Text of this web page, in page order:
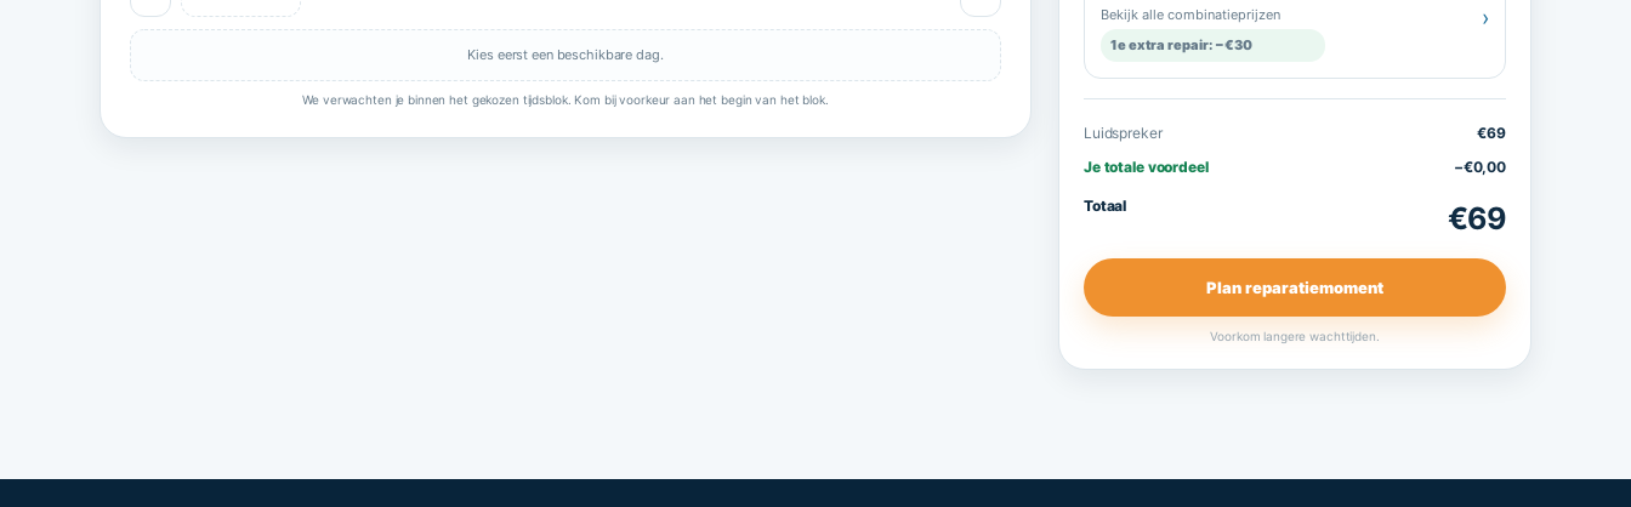
Kies eerst een beschikbare dag.
We verwachten je binnen het gekozen tijdsblok. Kom bij voorkeur aan het begin van het blok.
Bekijk alle combinatieprijzen
1e extra repair: −€30
›
Luidspreker
€69
Je totale voordeel
−€0,00
Totaal €69
Plan reparatiemoment
Voorkom langere wachttijden.